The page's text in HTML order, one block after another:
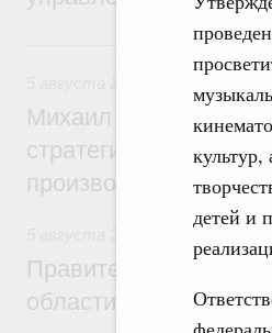
детей и
Михаил Мишустин
стратегической
производительности
Правительство
области в рамках